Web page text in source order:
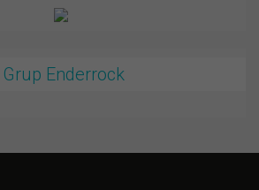
Grup Enderrock